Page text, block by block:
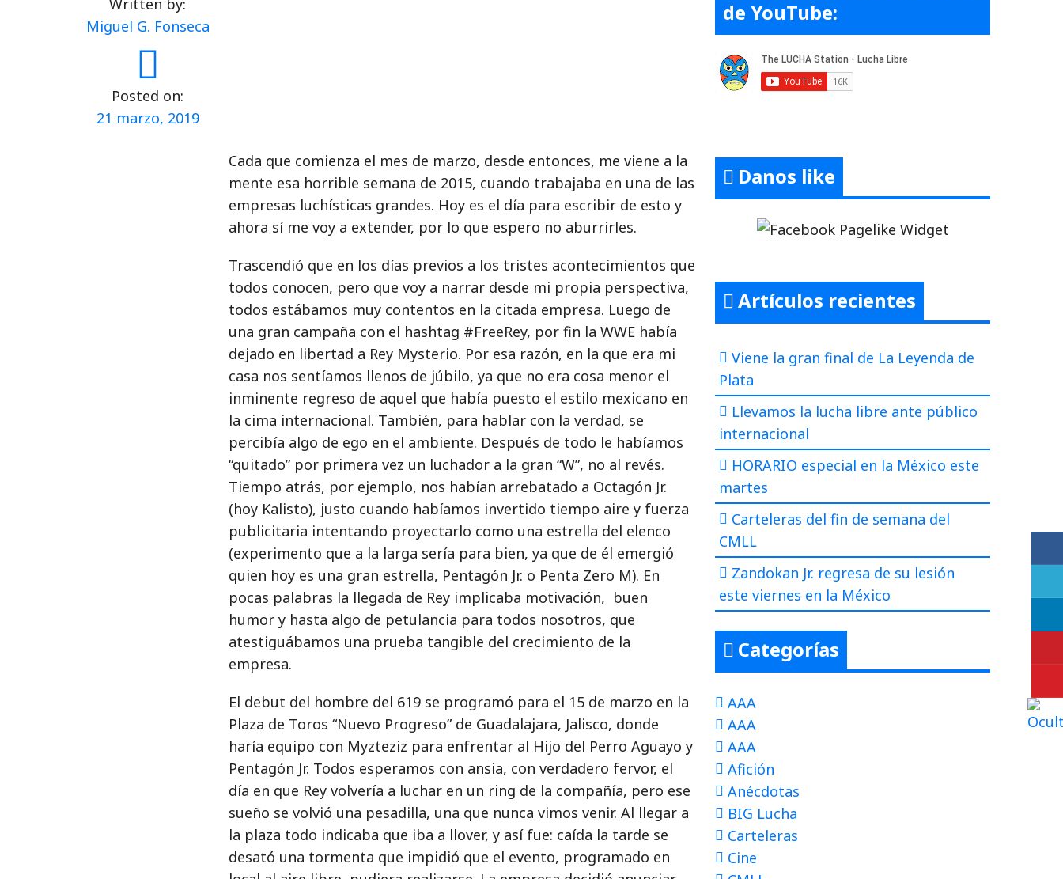
Written by:
Miguel G. Fonseca
Posted on:
21 marzo, 2019
Cada que comienza el mes de marzo, desde entonces, me viene a la
mente esa horrible semana de 2015, cuando trabajaba en una de las
empresas luchísticas grandes. Hoy es el día para escribir de esto y
ahora sí me voy a extender, por lo que espero no aburrirles.
Trascendió que en los días previos a los tristes acontecimientos que
todos conocen, pero que voy a narrar desde mi propia perspectiva,
todos estábamos muy contentos en la citada empresa. Luego de
una gran campaña con el hashtag #FreeRey, por fin la WWE había
dejado en libertad a Rey Mysterio. Por esa razón, en la que era mi
casa nos sentíamos llenos de júbilo, ya que no era cosa menor el
inminente regreso de aquel que había puesto el estilo mexicano en
la cima internacional. También, para hablar con la verdad, se
percibía algo de ego en el ambiente. Después de todo le habíamos
“quitado” por primera vez un luchador a la gran “W”, no al revés.
Tiempo atrás, por ejemplo, nos habían arrebatado a Octagón Jr.
(hoy Kalisto), justo cuando habíamos invertido tiempo aire y fuerza
publicitaria intentando proyectarlo como una estrella del elenco
(experimento que a la larga sería para bien, ya que de él emergió
quien hoy es una gran estrella, Pentagón Jr. o Penta Zero M). En
pocas palabras la llegada de Rey implicaba motivación, buen
humor y hasta algo de petulancia para todos nosotros, que
atestiguábamos una prueba tangible del crecimiento de la
empresa.
El debut del hombre del 619 se programó para el 15 de marzo en la
Plaza de Toros “Nuevo Progreso” de Guadalajara, Jalisco, donde
haría equipo con Myzteziz para enfrentar al Hijo del Perro Aguayo y
Pentagón Jr. Todos esperamos con ansia, con verdadero fervor, el
día en que Rey volvería a luchar en un ring de la compañía, pero ese
sueño se volvió una pesadilla, una que nunca vimos venir. Al llegar a
la plaza todo indicaba que iba a llover, y así fue: caída la tarde se
desató una tormenta que impidió que el evento, programado en
de YouTube:
Danos like
Artículos recientes
Viene la gran final de La Leyenda de
Plata
Llevamos la lucha libre ante público
internacional
HORARIO especial en la México este
martes
Carteleras del fin de semana del
CMLL
Zandokan Jr. regresa de su lesión
este viernes en la México
Categorías
AAA
AAA
AAA
Afición
Anécdotas
BIG Lucha
Carteleras
Cine